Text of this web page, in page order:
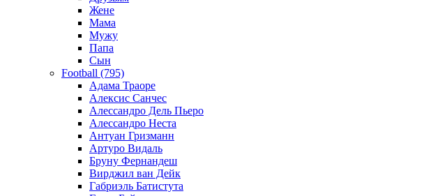
Жене
Мама
Мужу
Папа
Сын
Football (795)
Адама Траоре
Алексис Санчес
Алессандро Дель Пьеро
Алессандро Неста
Антуан Гризманн
Артуро Видаль
Бруну Фернандеш
Вирджил ван Дейк
Габриэль Батистута